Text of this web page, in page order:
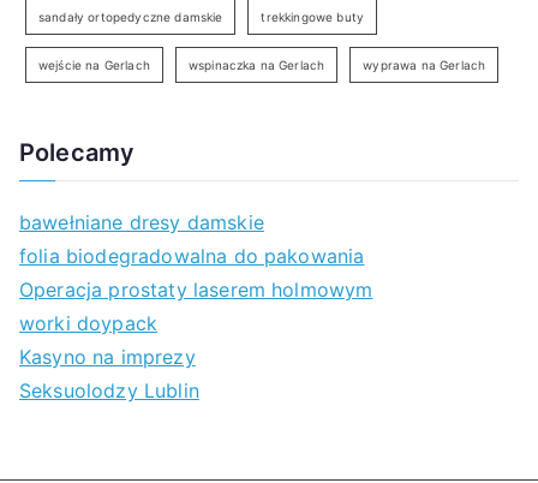
sandały ortopedyczne damskie trekkingowe buty
wejście na Gerlach wspinaczka na Gerlach wyprawa na Gerlach
Polecamy
bawełniane dresy damskie
folia biodegradowalna do pakowania
Operacja prostaty laserem holmowym
worki doypack
Kasyno na imprezy
Seksuolodzy Lublin